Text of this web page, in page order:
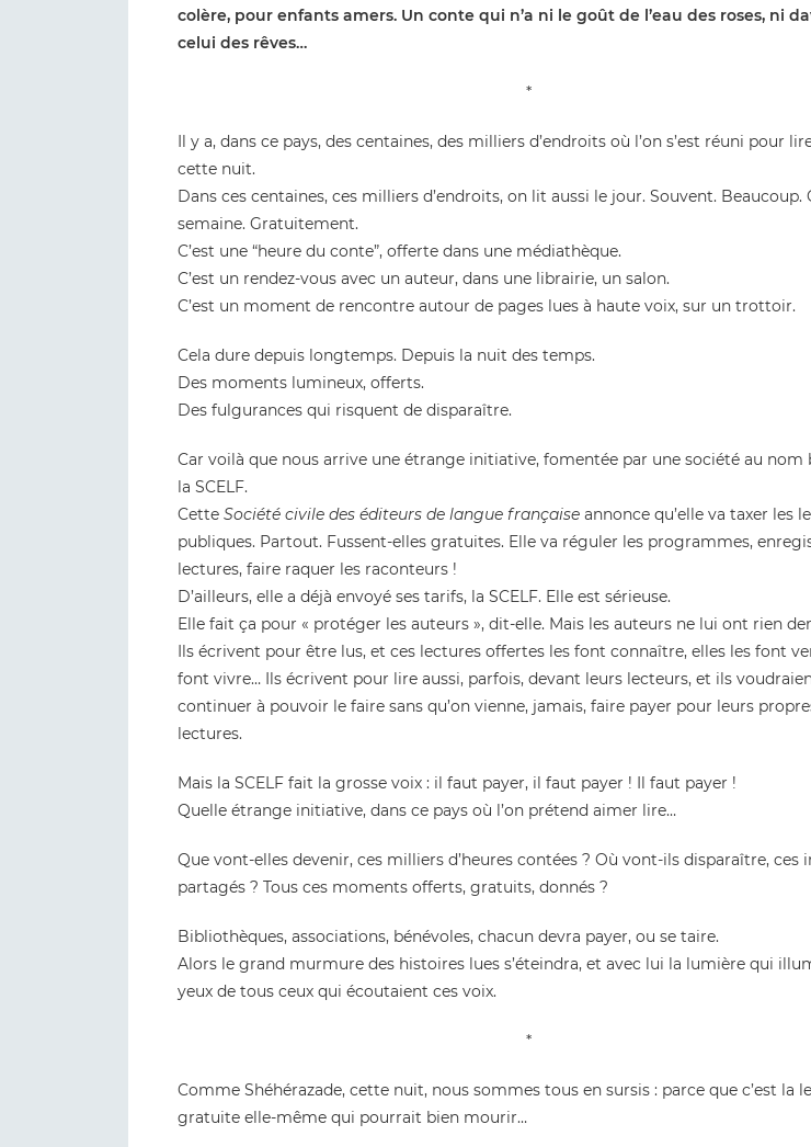
colère, pour enfants amers. Un conte qui n’a ni le goût de l’eau des roses, ni
celui des rêves…
*
Il y a, dans ce pays, des centaines, des milliers d’endroits où l’on s’est réuni pour
cette nuit.
Dans ces centaines, ces milliers d’endroits, on lit aussi le jour. Souvent. Beaucoup.
semaine. Gratuitement.
C’est une “heure du conte”, offerte dans une médiathèque.
C’est un rendez-vous avec un auteur, dans une librairie, un salon.
C’est un moment de rencontre autour de pages lues à haute voix, sur un trottoir.
Cela dure depuis longtemps. Depuis la nuit des temps.
Des moments lumineux, offerts.
Des fulgurances qui risquent de disparaître.
Car voilà que nous arrive une étrange initiative, fomentée par une société au nom
la SCELF.
Cette Société civile des éditeurs de langue française annonce qu’elle va taxer les
publiques. Partout. Fussent-elles gratuites. Elle va réguler les programmes,
lectures, faire raquer les raconteurs !
D’ailleurs, elle a déjà envoyé ses tarifs, la SCELF. Elle est sérieuse.
Elle fait ça pour « protéger les auteurs », dit-elle. Mais les auteurs ne lui ont rien
Ils écrivent pour être lus, et ces lectures offertes les font connaître, elles les font
font vivre… Ils écrivent pour lire aussi, parfois, devant leurs lecteurs, et ils
continuer à pouvoir le faire sans qu’on vienne, jamais, faire payer pour leurs
lectures.
Mais la SCELF fait la grosse voix : il faut payer, il faut payer ! Il faut payer !
Quelle étrange initiative, dans ce pays où l’on prétend aimer lire…
Que vont-elles devenir, ces milliers d’heures contées ? Où vont-ils disparaître, ces
partagés ? Tous ces moments offerts, gratuits, donnés ?
Bibliothèques, associations, bénévoles, chacun devra payer, ou se taire.
Alors le grand murmure des histoires lues s’éteindra, et avec lui la lumière qui
yeux de tous ceux qui écoutaient ces voix.
*
Comme Shéhérazade, cette nuit, nous sommes tous en sursis : parce que c’est la
gratuite elle-même qui pourrait bien mourir…